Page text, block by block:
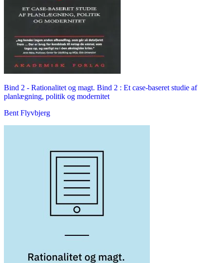
Bind 2 - Rationalitet og magt. Bind 2 : Et case-baseret studie af
planlægning, politik og modernitet
Bent Flyvbjerg